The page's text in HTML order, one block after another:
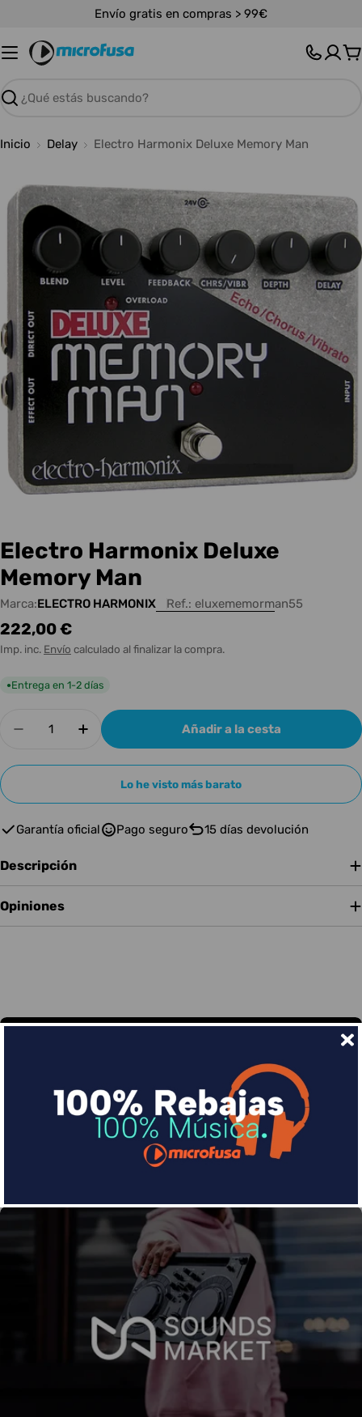
contenido
Envío gratis en compras > 99€
Buscar
Inicio Delay Electro Harmonix Deluxe Memory Man
medios 0 en modal
Electro Harmonix Deluxe
Memory Man
Marca:ELECTRO HARMONIX Ref.: eluxememorman55
Precio
habitual
222,00 €
Imp. inc. Envío calculado al finalizar la compra.
●Entrega en 1-2 días
Disminuir cantidad para Electro Harmonix
Aumentar cantidad para Electro
Añadir a la cesta
Lo he visto más barato
Garantía oficial Pago seguro 15 días devolución
Descripción
Opiniones
Divide en 3 sin coste o hasta en 18 meses por una
pequeña cuota al mes con Sequra
Más info